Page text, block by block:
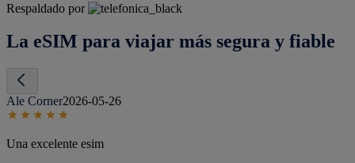
Respaldado por
La eSIM para viajar más segura y fiable
Ale Corner2026-05-26
Una excelente esim